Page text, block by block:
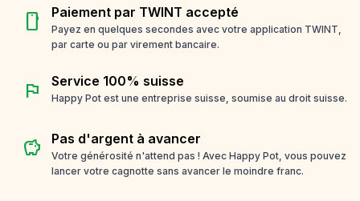
smartphone Paiement par TWINT accepté
Payez en quelques secondes avec votre application TWINT,
par carte ou par virement bancaire.
flag Service 100% suisse
Happy Pot est une entreprise suisse, soumise au droit suisse.
savings Pas d'argent à avancer
Votre générosité n'attend pas ! Avec Happy Pot, vous pouvez
lancer votre cagnotte sans avancer le moindre franc.